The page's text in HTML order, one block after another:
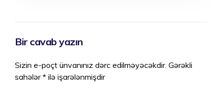
Bir cavab yazın
Sizin e-poçt ünvanınız dərc edilməyəcəkdir. Gərəkli
sahələr* ilə işarələnmişdir